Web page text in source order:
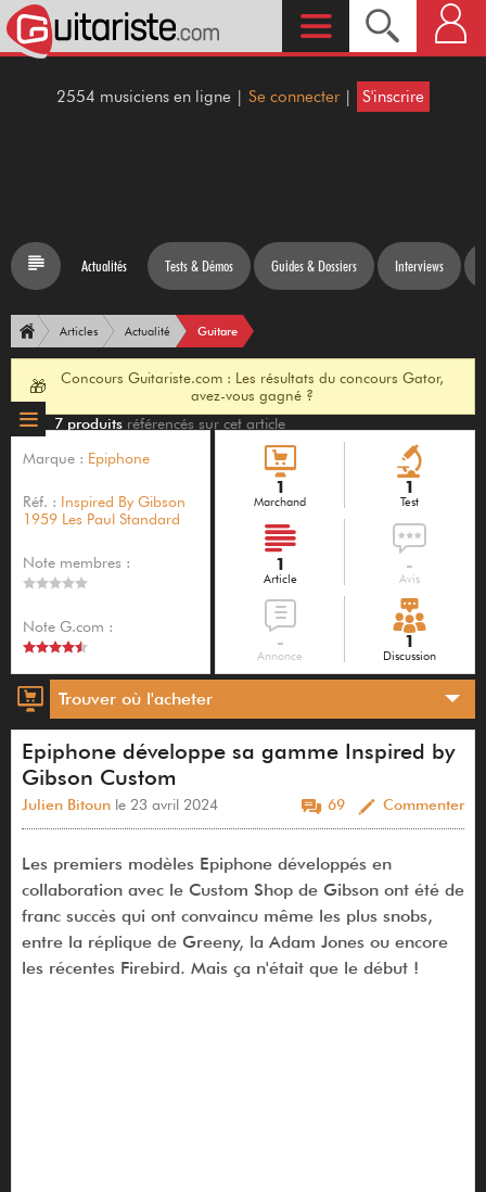
2554 musiciens en ligne | Se connecter | S'inscrire
Actualités Tests & Démos Guides & Dossiers Interviews
Articles Actualité Guitare
🎁
Concours Guitariste.com : Les résultats du concours Gator,
avez-vous gagné ?
7 produits référencés sur cet article
Marque : Epiphone
Réf. : Inspired By Gibson
1959 Les Paul Standard
Note membres :
Note G.com :
1
Marchand
1
Test
1
Article
-
Avis
-
Annonce
1
Discussion
Trouver où l'acheter
Epiphone développe sa gamme Inspired by
Gibson Custom
Julien Bitounle 23 avril 2024 69 Commenter
Les premiers modèles Epiphone développés en
collaboration avec le Custom Shop de Gibson ont été de
franc succès qui ont convaincu même les plus snobs,
entre la réplique de Greeny, la Adam Jones ou encore
les récentes Firebird. Mais ça n'était que le début !